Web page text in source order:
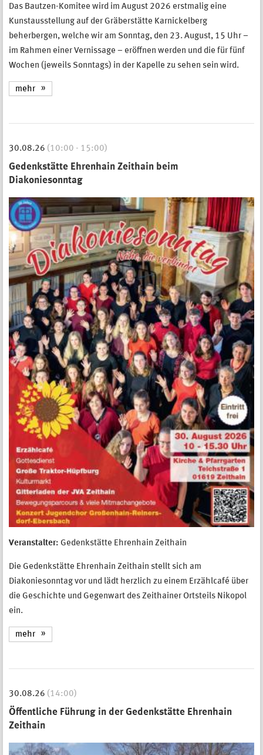
Das Bautzen-Komitee wird im August 2026 erstmalig eine
Kunstausstellung auf der Gräberstätte Karnickelberg
beherbergen, welche wir am Sonntag, den 23. August, 15 Uhr –
im Rahmen einer Vernissage – eröffnen werden und die für fünf
Wochen (jeweils Sonntags) in der Kapelle zu sehen sein wird.
mehr
30.08.26 (10:00 - 15:00)
Gedenkstätte Ehrenhain Zeithain beim
Diakoniesonntag
Veranstalter: Gedenkstätte Ehrenhain Zeithain
Die Gedenkstätte Ehrenhain Zeithain stellt sich am
Diakoniesonntag vor und lädt herzlich zu einem Erzählcafé über
die Geschichte und Gegenwart des Zeithainer Ortsteils Nikopol
ein.
mehr
30.08.26 (14:00)
Öffentliche Führung in der Gedenkstätte Ehrenhain
Zeithain